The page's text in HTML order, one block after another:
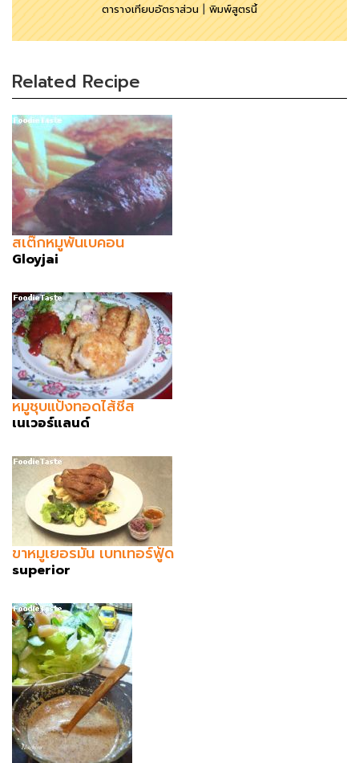
ตารางเทียบอัตราส่วน|พิมพ์สูตรนี้
Related Recipe
สเต๊กหมูพันเบคอน
Gloyjai
หมูชุบแป้งทอดไส้ชีส
เนเวอร์แลนด์
ขาหมูเยอรมัน เบทเทอร์ฟู้ด
superior